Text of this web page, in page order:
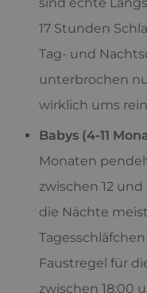
sind echte
17 Stunden
Tag- und
unterbrochen
wirklich ums
Babys (4-11
Monaten
zwischen 12
die Nächte
Faustregel für
zwischen 18:00